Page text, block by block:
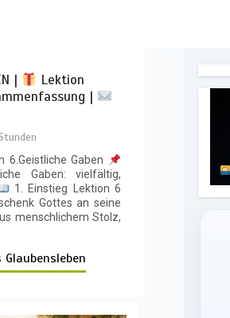
|
Lektion
|
6.Geistliche Gaben
Gaben: vielfältig,
1. Einstieg Lektion 6
Gottes an seine
menschlichem Stolz,
Glaubensleben